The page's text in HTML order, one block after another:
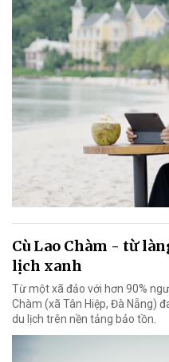
Cù Lao Chàm - từ
lịch xanh
Từ một xã đảo với hơn 90%
Chàm (xã Tân Hiệp, Đà Nẵng)
du lịch trên nền tảng bảo tồn.